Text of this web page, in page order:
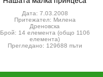
Дата: 7.03.2008
Притежател: Милена
Дреновска
Брой: 14 елемента (общо 1106
елемента)
Прегледано: 129688 пъти